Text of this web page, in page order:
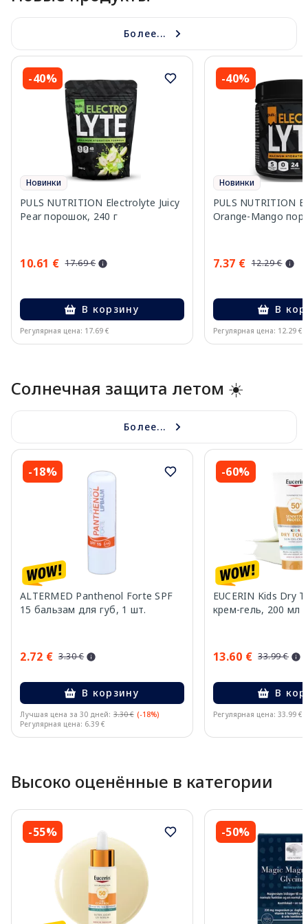
Более...
-40%
Новинки
PULS NUTRITION Electrolyte Juicy
Pear порошок, 240 г
10.61 € 17.69 €
В корзину
Регулярная цена: 17.69 €
-40%
Новинки
PULS NUTRITION
Orange-Mango
7.37 € 12.29 €
В
Регулярная цена: 12.29 €
Солнечная защита летом ☀️
Более...
-18%
ALTERMED Panthenol Forte SPF
15 бальзам для губ, 1 шт.
2.72 € 3.30 €
В корзину
Лучшая цена за 30 дней: 3.30 € (-18%)
Регулярная цена: 6.39 €
-60%
EUCERIN Kids Dry
крем-гель, 200 мл
13.60 € 33.99 €
В
Регулярная цена: 33.99 €
Высоко оценённые в категории
-55% -50%